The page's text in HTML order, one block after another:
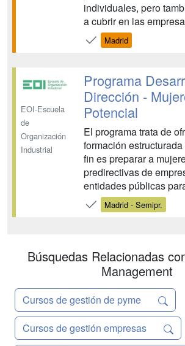
individuales, pero
a cubrir en las
atraer y retener el mejor
largo de nuestro
ciertas herramientas
resulta clave p...
Madrid
EOI-Escuela
de
Organización
Industrial
Programa
Dirección -
Potencial
El programa trata de
formación
fin es preparar a
predirectivas de
entidades públicas
responsabilidades
cualquier tipo y
conceptos de
res...
Madrid - Semipr.
Búsquedas Relacionadas
Management
Cursos de gestión de pyme
Cursos de gestión empresas